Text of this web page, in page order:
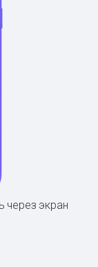
через экран